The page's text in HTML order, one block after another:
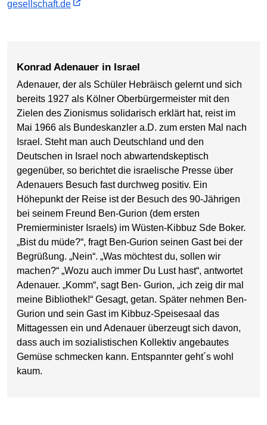
gesellschaft.de
Konrad Adenauer in Israel
Adenauer, der als Schüler Hebräisch gelernt und sich
bereits 1927 als Kölner Oberbürgermeister mit den
Zielen des Zionismus solidarisch erklärt hat, reist im
Mai 1966 als Bundeskanzler a.D. zum ersten Mal nach
Israel. Steht man auch Deutschland und den
Deutschen in Israel noch abwartendskeptisch
gegenüber, so berichtet die israelische Presse über
Adenauers Besuch fast durchweg positiv. Ein
Höhepunkt der Reise ist der Besuch des 90-Jährigen
bei seinem Freund Ben-Gurion (dem ersten
Premierminister Israels) im Wüsten-Kibbuz Sde Boker.
„Bist du müde?“, fragt Ben-Gurion seinen Gast bei der
Begrüßung. „Nein“. „Was möchtest du, sollen wir
machen?“ „Wozu auch immer Du Lust hast“, antwortet
Adenauer. „Komm“, sagt Ben- Gurion, „ich zeig dir mal
meine Bibliothek!“ Gesagt, getan. Später nehmen Ben-
Gurion und sein Gast im Kibbuz-Speisesaal das
Mittagessen ein und Adenauer überzeugt sich davon,
dass auch im sozialistischen Kollektiv angebautes
Gemüse schmecken kann. Entspannter geht´s wohl
kaum.